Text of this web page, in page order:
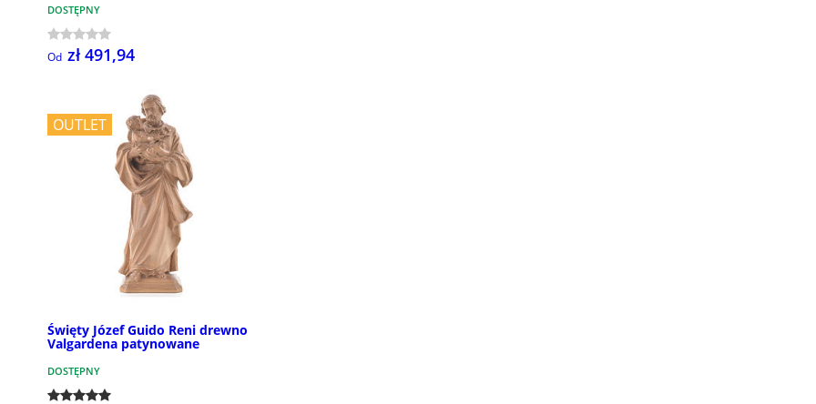
DOSTĘPNY
Od zł 491,94
OUTLET
Święty Józef Guido Reni drewno
Valgardena patynowane
DOSTĘPNY